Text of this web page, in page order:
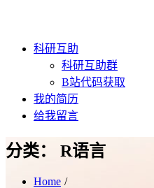
科研互助
科研互助群
B站代码获取
我的简历
给我留言
分类： R语言
Home